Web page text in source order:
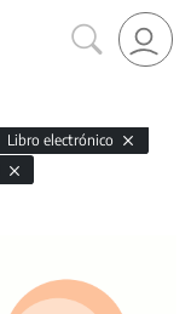
Libro electrónico